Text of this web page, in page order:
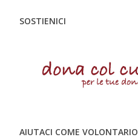
SOSTIENICI
AIUTACI COME VOLONTARIO